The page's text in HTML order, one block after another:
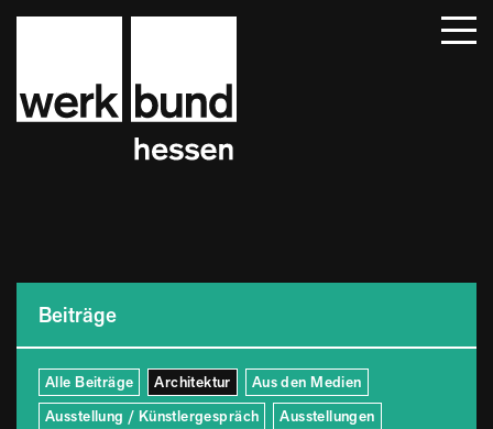
Beiträge
Kontakt
Beiträge
Alle Beiträge Architektur
Aus den Medien
Ausstellung / Künstlergespräch
Ausstellungen